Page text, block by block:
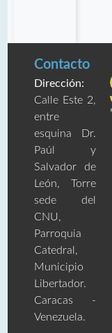
Contacto
Dirección:
Calle Este 2,
entre
esquina Dr.
Paúl y
Salvador de
León, Torre
sede del
CNU,
Parroquia
Catedral,
Municipio
Libertador.
Caracas -
Venezuela.